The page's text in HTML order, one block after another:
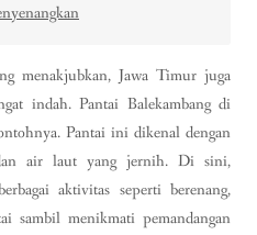
menakjubkan, Jawa Timur juga
indah. Pantai Balekambang di
Pantai ini dikenal dengan
air laut yang jernih. Di sini,
aktivitas seperti berenang,
sambil menikmati pemandangan